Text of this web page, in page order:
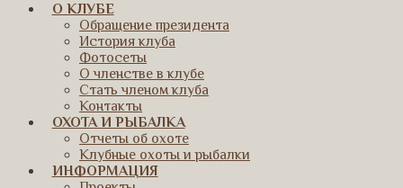
О КЛУБЕ
Обращение президента
История клуба
Фотосеты
О членстве в клубе
Стать членом клуба
Контакты
ОХОТА И РЫБАЛКА
Отчеты об охоте
Клубные охоты и рыбалки
ИНФОРМАЦИЯ